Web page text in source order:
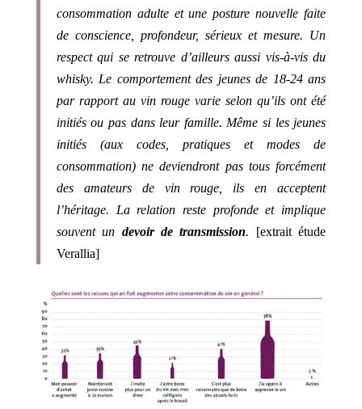
consommation adulte et une posture nouvelle faite
de conscience, profondeur, sérieux et mesure. Un
respect qui se retrouve d’ailleurs aussi vis-à-vis du
whisky. Le comportement des jeunes de 18-24 ans
par rapport au vin rouge varie selon qu’ils ont été
initiés ou pas dans leur famille. Même si les jeunes
initiés (aux codes, pratiques et modes de
consommation) ne deviendront pas tous forcément
des amateurs de vin rouge, ils en acceptent
l’héritage. La relation reste profonde et implique
souvent un devoir de transmission.
[extrait étude
Verallia]